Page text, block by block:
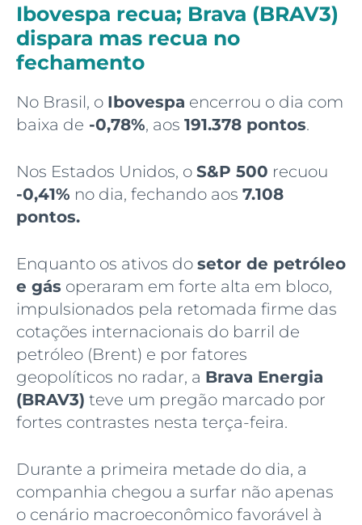
Ibovespa recua; Brava (BRAV3)
dispara mas recua no
fechamento
No Brasil, o Ibovespa encerrou o dia com
baixa de -0,78%, aos 191.378 pontos.
Nos Estados Unidos, o S&P 500 recuou
-0,41% no dia, fechando aos 7.108
pontos.
Enquanto os ativos do setor de petróleo
e gás operaram em forte alta em bloco,
impulsionados pela retomada firme das
cotações internacionais do barril de
petróleo (Brent) e por fatores
geopolíticos no radar, a Brava Energia
(BRAV3) teve um pregão marcado por
fortes contrastes nesta terça-feira.
Durante a primeira metade do dia, a
companhia chegou a surfar não apenas
o cenário macroeconômico favorável à